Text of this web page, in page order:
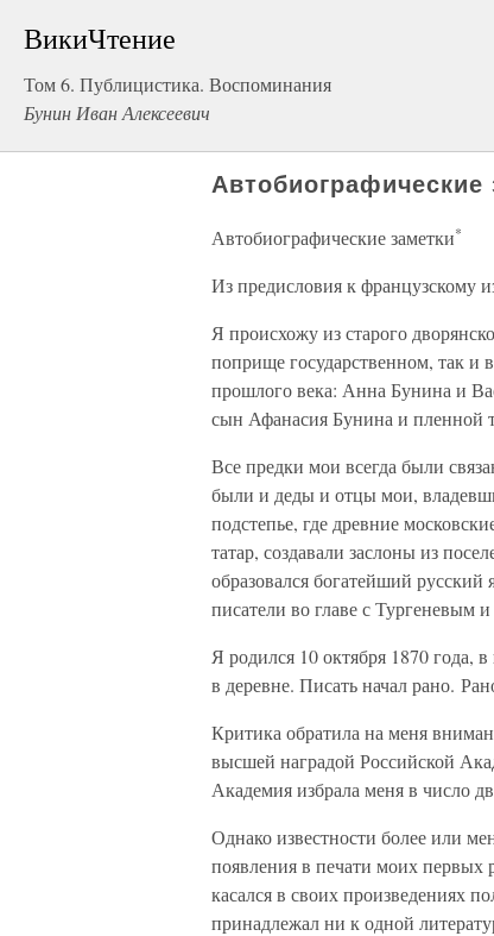
ВикиЧтение
Том 6. Публицистика. Воспоминания
Бунин Иван Алексеевич
Автобиографические
Автобиографические заметки*
Из предисловия к французскому
Я происхожу из старого
поприще государственном, так и
прошлого века: Анна Бунина и
сын Афанасия Бунина и пленной
Все предки мои всегда были
были и деды и отцы мои,
подстепье, где древние
татар, создавали заслоны из
образовался богатейший
писатели во главе с Тургеневым
Я родился 10 октября 1870 года,
в деревне. Писать начал рано.
Критика обратила на меня
высшей наградой Российской
Академия избрала меня в число
Однако известности более или
появления в печати моих первых
касался в своих произведениях
принадлежал ни к одной